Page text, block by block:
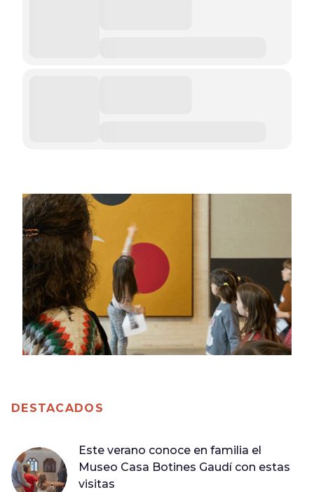
DESTACADOS
Este verano conoce en familia el
Museo Casa Botines Gaudí con estas
visitas